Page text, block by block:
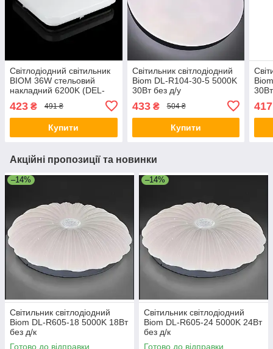
Світлодіодний світильник
BIOM 36W стельовий
накладний 6200K (DEL-
ЗМІННИЙ ДЕКОР
423 ₴ 491 ₴
Купити
Світильник світлодіодний
Biom DL-R104-30-5 5000K
30Вт без д/у
433₴ 504 ₴
Купити
417
Акційні пропозиції та новинки
–14%
Світильник світлодіодний
Biom DL-R605-18 5000K 18Вт
без д/к
Готово до відправки
–14%
Світильник світлодіодний
Biom DL-R605-24 5000K 24Вт
без д/к
Готово до відправки